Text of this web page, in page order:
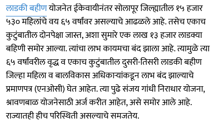
लाडकी बहीणयोजनेत ईकेवायीनंतर सोलापूर जिल्ह्यातील १५ हजार
५३० महिलांचे वय ६५ वर्षांवर असल्याचे आढळले आहे. तसेच एकाच
कुटुंबातील दोनपेक्षा जास्त, अशा सुमारे एक लाख १३ हजार लाडक्या
बहिणी समोर आल्या. त्यांचा लाभ कायमचा बंद झाला आहे. त्यामुळे त्या
६५ वर्षांवरील वृद्ध व एकाच कुटुंबातील दुसरी-तिसरी लाडकी बहीण
जिल्हा महिला व बालविकास अधिकाऱ्यांकडून लाभ बंद झाल्याचे
प्रमाणपत्र (एनओसी) घेत आहेत. त्या पुढे संजय गांधी निराधार योजना,
श्रावणबाळ योजनेसाठी अर्ज करीत आहेत, असे समोर आले आहे.
राज्यातही हीच परिस्थिती असल्याचे समजतेय.